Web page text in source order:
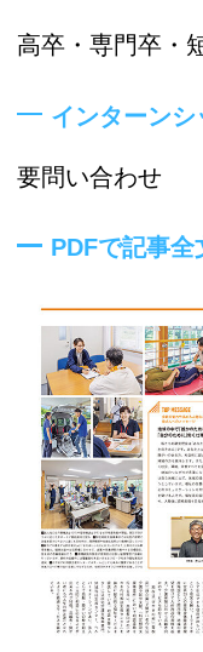
高卒・専門卒・
インターンシ
要問い合わせ
PDFで記事全